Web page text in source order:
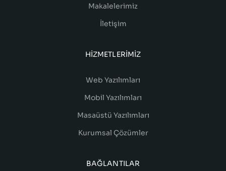
Makalelerimiz
İletişim
HIZMETLERIMIZ
Web Yazılımları
Mobil Yazılımları
Masaüstü Yazılımları
Kurumsal Çözümler
BAĞLANTILAR